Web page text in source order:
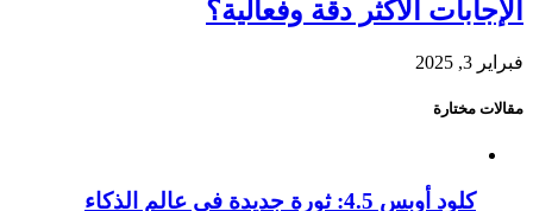
الإجابات الأكثر دقة وفعالية؟
فبراير 3, 2025
مقالات مختارة
كلود أوبس 4.5: ثورة جديدة في عالم الذكاء